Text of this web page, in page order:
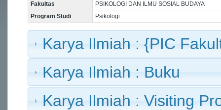
Fakultas
PSIKOLOGI DAN ILMU SOSIAL BUDAYA
Program Studi
Psikologi
Karya Ilmiah : {PIC
Karya Ilmiah : Buku
Karya Ilmiah : Visiting